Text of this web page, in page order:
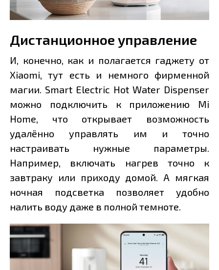
Дистанционное управление
И, конечно, как и полагается гаджету от
Xiaomi, тут есть и немного фирменной
магии. Smart Electric Hot Water Dispenser
можно подключить к приложению Mi
Home, что открывает возможность
удалённо управлять им и точно
настраивать нужные параметры.
Например, включать нагрев точно к
завтраку или приходу домой. А мягкая
ночная подсветка позволяет удобно
налить воду даже в полной темноте.